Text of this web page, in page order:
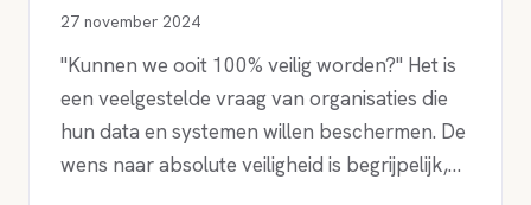
27 november 2024
"Kunnen we ooit 100% veilig worden?" Het is
een veelgestelde vraag van organisaties die
hun data en systemen willen beschermen. De
wens naar absolute veiligheid is begrijpelijk,…